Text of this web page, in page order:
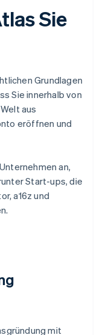
Sie
Grundlagen
Sie innerhalb von
aus
eröffnen und
an,
Start-ups, die
a16z und
mit